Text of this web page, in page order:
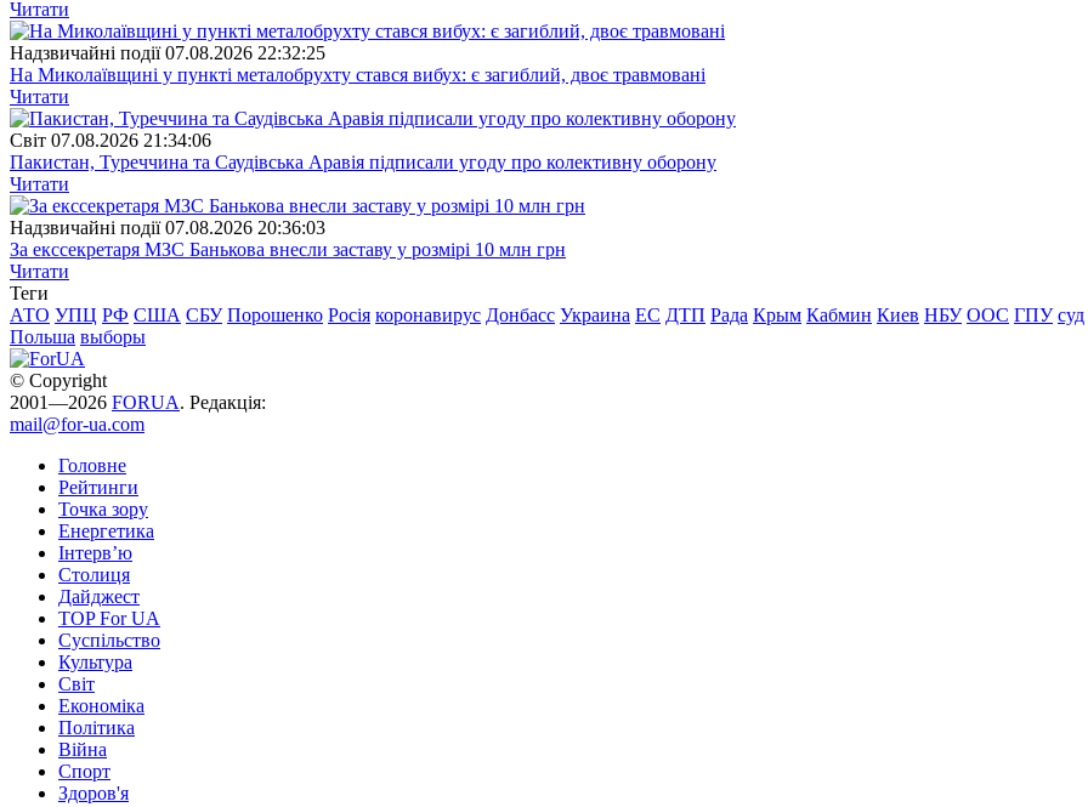
Читати
Надзвичайні події 07.08.2026 22:32:25
На Миколаївщині у пункті металобрухту стався вибух: є загиблий, двоє травмовані
Читати
Свiт 07.08.2026 21:34:06
Пакистан, Туреччина та Саудівська Аравія підписали угоду про колективну оборону
Читати
Надзвичайні події 07.08.2026 20:36:03
За екссекретаря МЗС Банькова внесли заставу у розмірі 10 млн грн
Читати
Теги
АТО УПЦ РФ США СБУ Порошенко Росія коронавирус Донбасс Украина ЕС ДТП Рада Крым Кабмин Киев НБУ ООС ГПУ суд
Польша выборы
© Copyright
2001—2026 FORUA. Редакція:
mail@for-ua.com
Головне
Рейтинги
Точка зору
Енергетика
Інтерв’ю
Столиця
Дайджест
TOP For UA
Суспiльство
Культура
Світ
Економіка
Політика
Війна
Спорт
Здоров'я